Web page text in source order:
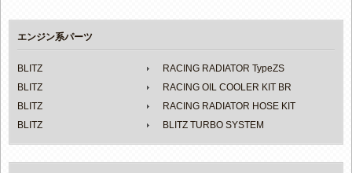
エンジン系パーツ
BLITZ
RACING RADIATOR TypeZS
BLITZ
RACING OIL COOLER KIT BR
BLITZ
RACING RADIATOR HOSE KIT
BLITZ
BLITZ TURBO SYSTEM